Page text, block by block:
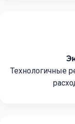
Технологичные